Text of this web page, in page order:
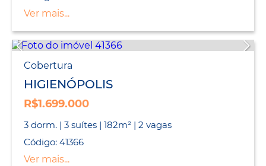
Ver mais...
Cobertura
HIGIENÓPOLIS
R$1.699.000
3 dorm. | 3 suítes | 182m² | 2 vagas
Código: 41366
Ver mais...